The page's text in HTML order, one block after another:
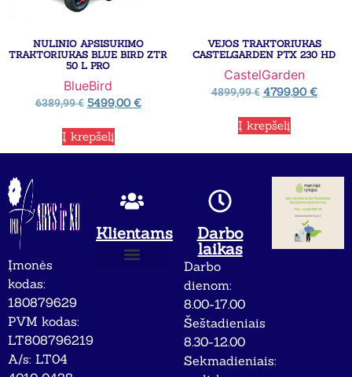
NULINIO APSISUKIMO
TRAKTORIUKAS BLUE BIRD ZTR
50 L PRO
BlueBird
6389,99€ 5499,00€
Į krepšelį
VEJOS TRAKTORIUKAS
CASTELGARDEN PTX 230 HD
CastelGarden
4899,99€ 4799,90€
Į krepšelį
Įmonės
kodas:
180879629
PVM kodas:
LT808796219
A/s: LT04
Klientams
Darbo
laikas
Darbo
dienom:
8.00-17.00
Šeštadieniais
8.30-12.00
Sekmadieniais: